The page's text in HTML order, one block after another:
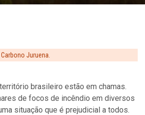
Juruena.
brasileiro estão em chamas.
de focos de incêndio em diversos
situação que é prejudicial a todos.